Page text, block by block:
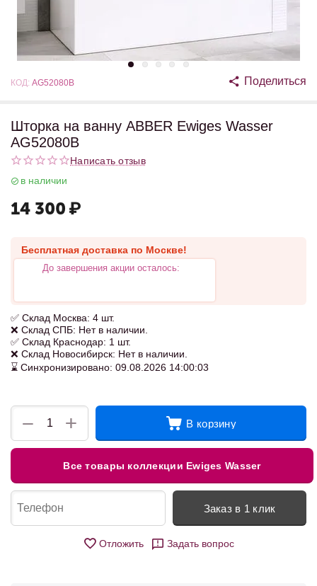
КОД: AG52080B Поделиться
Шторка на ванну ABBER Ewiges Wasser
AG52080B
Написать отзыв
в наличии
14 300 ₽
Бесплатная доставка по Москве!
До завершения акции осталось:
✅ Склад Москва: 4 шт.
❌ Склад СПБ: Нет в наличии.
✅ Склад Краснодар: 1 шт.
❌ Склад Новосибирск: Нет в наличии.
⌛ Синхронизировано: 09.08.2026 14:00:03
+
− В корзину
Все товары коллекции Ewiges Wasser
Заказ в 1 клик
Отложить Задать вопрос